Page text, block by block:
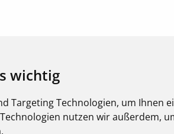
wichtig
Targeting Technologien, um
nutzen wir außerdem,